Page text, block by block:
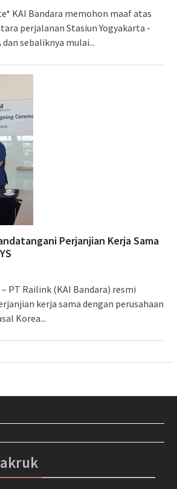
KAI Bandara memohon maaf atas
perjalanan Stasiun Yogyakarta -
dan sebaliknya mulai...
Perjanjian Kerja Sama
PT Railink (KAI Bandara) resmi
kerja sama dengan perusahaan
Korea...